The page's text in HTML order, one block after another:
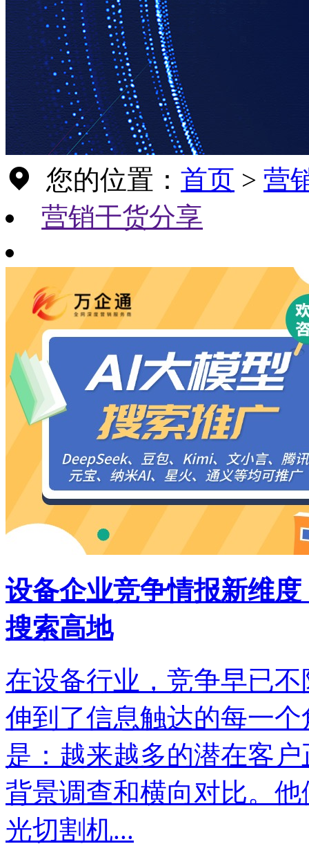
您的位置： 首页 > 营
营销干货分享
设备企业竞争情报新维
搜索高地
在设备行业，竞争早已
伸到了信息触达的每一
是：越来越多的潜在客
背景调查和横向对比。
光切割机...